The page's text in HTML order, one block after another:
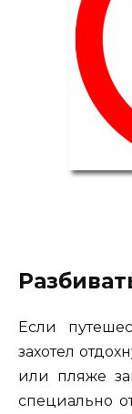
Если
захотел
или пляже
специально